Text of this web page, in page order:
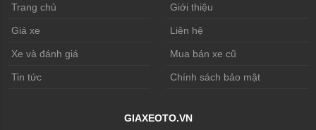
Trang chủ Giới thiệu
Giá xe Liên hệ
Xe và đánh giá Mua bán xe cũ
Tin tức Chính sách bảo mật
GIAXEOTO.VN